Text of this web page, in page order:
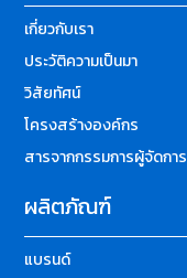
เกี่ยวกับเรา
ประวัติความเป็นมา
วิสัยทัศน์
โครงสร้างองค์กร
สารจากกรรมการผู้จัดการ
ผลิตภัณฑ์
แบรนด์